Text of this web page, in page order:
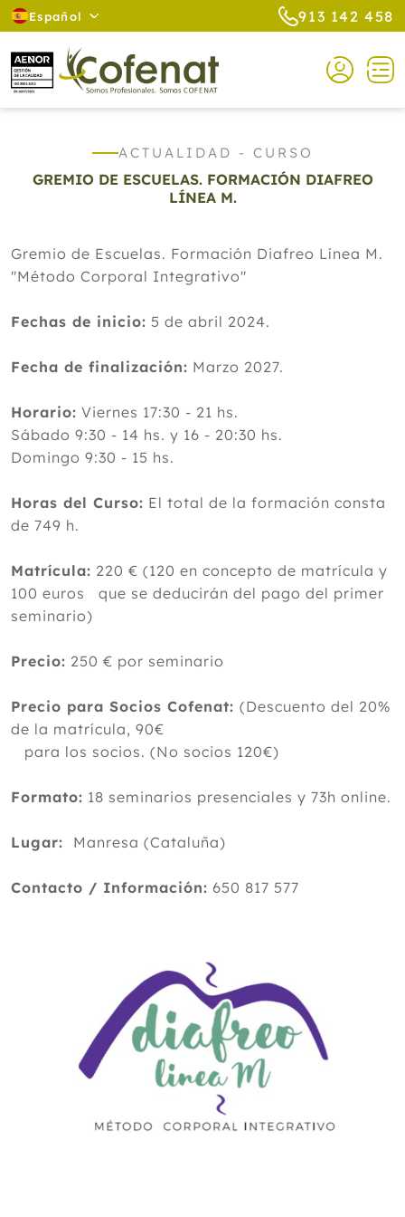
Español 913 142 458
ACTUALIDAD - CURSO
GREMIO DE ESCUELAS. FORMACIÓN DIAFREO
LÍNEA M.
Gremio de Escuelas. Formación Diafreo Línea M.
"Método Corporal Integrativo"
Fechas de inicio: 5 de abril 2024.
Fecha de finalización: Marzo 2027.
Horario: Viernes 17:30 - 21 hs.
Sábado 9:30 - 14 hs. y 16 - 20:30 hs.
Domingo 9:30 - 15 hs.
Horas del Curso: El total de la formación consta
de 749 h.
Matrícula: 220 € (120 en concepto de matrícula y
100 euros que se deducirán del pago del primer
seminario)
Precio: 250 € por seminario
Precio para Socios Cofenat: (Descuento del 20%
de la matrícula, 90€
para los socios. (No socios 120€)
Formato: 18 seminarios presenciales y 73h online.
Lugar: Manresa (Cataluña)
Contacto / Información: 650 817 577